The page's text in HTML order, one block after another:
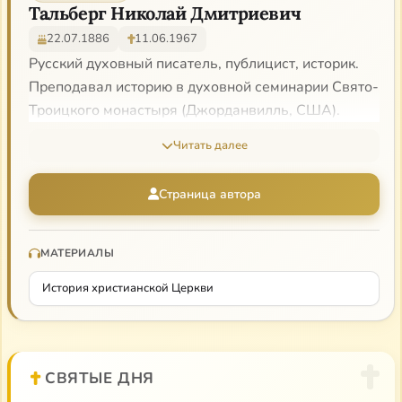
Тальберг Николай Дмитриевич
22.07.1886 11.06.1967
Русский духовный писатель, публицист, историк.
Преподавал историю в духовной семинарии Свято-
Троицкого монастыря (Джорданвилль, США).
Читать далее
Страница автора
МАТЕРИАЛЫ
История христианской Церкви
СВЯТЫЕ ДНЯ